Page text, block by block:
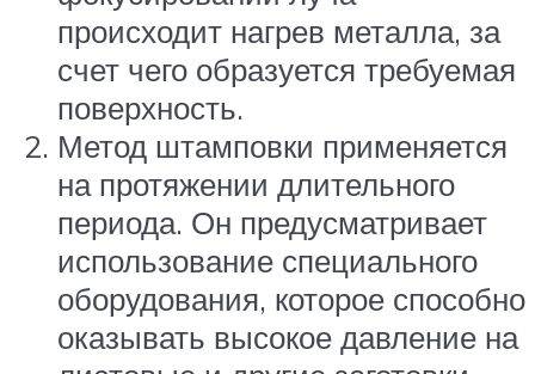
происходит нагрев металла, за
счет чего образуется требуемая
поверхность.
Метод штамповки применяется
на протяжении длительного
периода. Он предусматривает
использование специального
оборудования, которое способно
оказывать высокое давление на